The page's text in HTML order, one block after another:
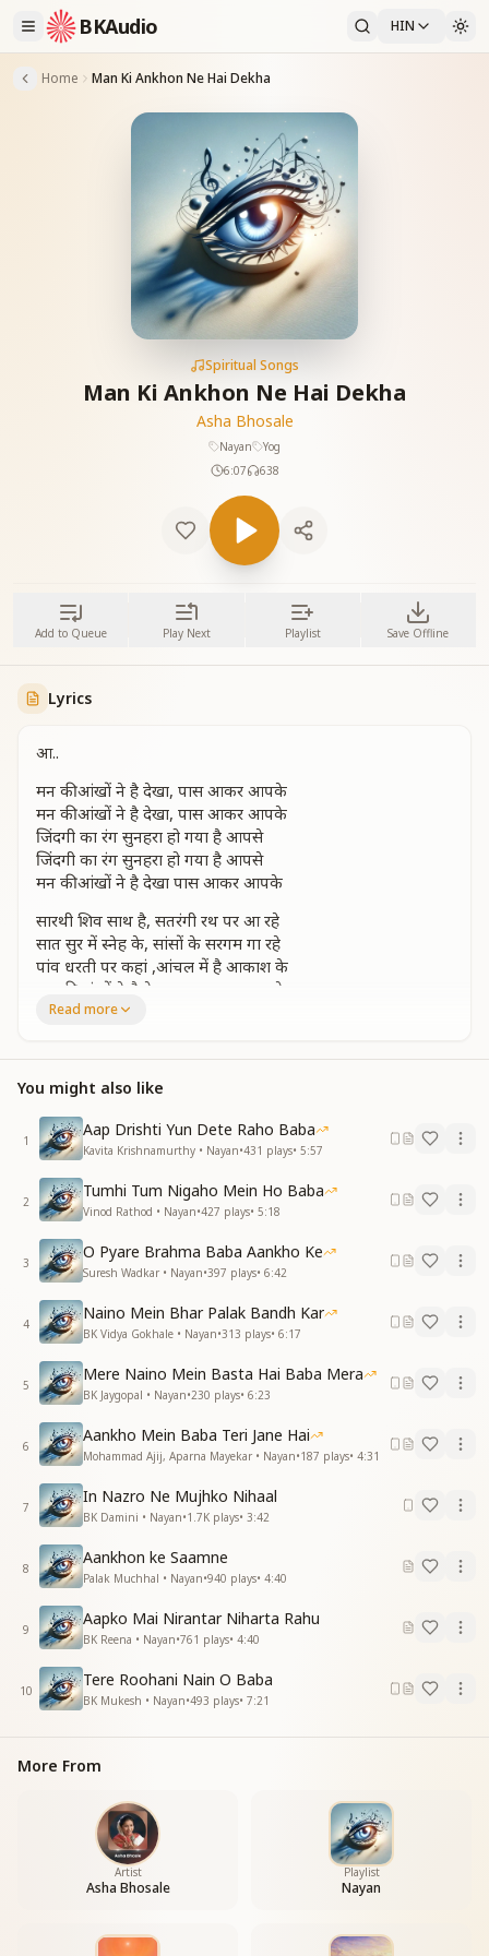
BKAudio HIN
Home Man Ki Ankhon Ne Hai Dekha
Spiritual Songs
Man Ki Ankhon Ne Hai Dekha
Asha Bhosale
Nayan
Yog
6:07
638
Add to Queue Play Next Playlist Save Offline
Lyrics
आ..
मन की आंखों ने है देखा, पास आकर आपके
मन की आंखों ने है देखा, पास आकर आपके
जिंदगी का रंग सुनहरा हो गया है आपसे
जिंदगी का रंग सुनहरा हो गया है आपसे
मन की आंखों ने है देखा पास आकर आपके
सारथी शिव साथ है, सतरंगी रथ पर आ रहे
सात सुर में स्नेह के, सांसों के सरगम गा रहे
पांव धरती पर कहां ,आंचल में है आकाश के
मन की आंखों ने है देखा, पास आकर आपके
मन की आंखों ने है देखा, पास आकर आपके
प्यार ने बाबा तेरे जाने हैं क्या जादू किया
ज्योति बिंदु रूप में दिखता हमें बहुरूपिया
खेलते हम आपके झूले में जैसे हाथ के
मन की आंखों ने है देखा पास आकर आपके
मन की आंखों ने है देखा पास आकर आपके
जिंदगी का रंग सुनहरा हो गया है आपसे
जिंदगी का रंग सुनहरा हो गया है आपसे
मन की आंखों ने है देखा पास आकर आपके
मन की आंखों ने है देखा पास आकर आपके
आ...
Read more
You might also like
1
Aap Drishti Yun Dete Raho Baba
Kavita Krishnamurthy • Nayan•431 plays• 5:57
2
Tumhi Tum Nigaho Mein Ho Baba
Vinod Rathod • Nayan•427 plays• 5:18
3
O Pyare Brahma Baba Aankho Ke
Suresh Wadkar • Nayan•397 plays• 6:42
4
Naino Mein Bhar Palak Bandh Kar
BK Vidya Gokhale • Nayan•313 plays• 6:17
5
Mere Naino Mein Basta Hai Baba Mera
BK Jaygopal • Nayan•230 plays• 6:23
6
Aankho Mein Baba Teri Jane Hai
Mohammad Ajij, Aparna Mayekar • Nayan•187 plays• 4:31
7
In Nazro Ne Mujhko Nihaal
BK Damini • Nayan•1.7K plays• 3:42
8
Aankhon ke Saamne
Palak Muchhal • Nayan•940 plays• 4:40
9
Aapko Mai Nirantar Niharta Rahu
BK Reena • Nayan•761 plays• 4:40
10
Tere Roohani Nain O Baba
BK Mukesh • Nayan•493 plays• 7:21
More From
Artist
Asha Bhosale
Playlist
Nayan